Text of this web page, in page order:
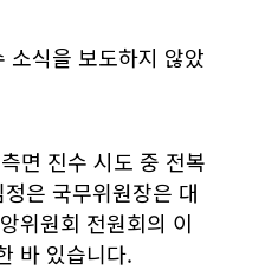
소식을 보도하지 않았
면 진수 시도 중 전복
은 국무위원장은 대
위원회 전원회의 이
바 있습니다.